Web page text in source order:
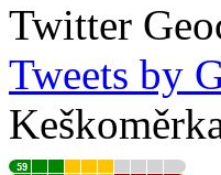
Twitter
Tweets by